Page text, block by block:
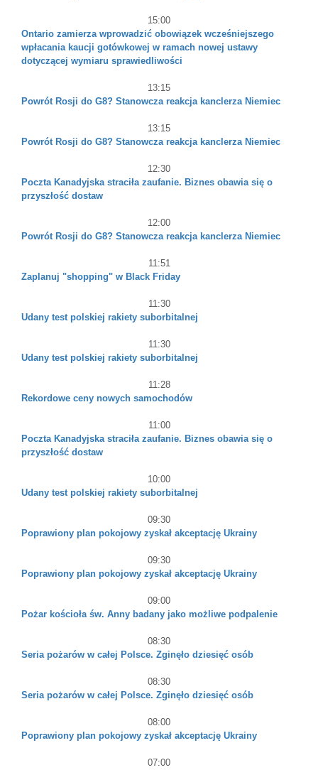
15:00
Ontario zamierza wprowadzić obowiązek wcześniejszego
wpłacania kaucji gotówkowej w ramach nowej ustawy
dotyczącej wymiaru sprawiedliwości
13:15
Powrót Rosji do G8? Stanowcza reakcja kanclerza Niemiec
13:15
Powrót Rosji do G8? Stanowcza reakcja kanclerza Niemiec
12:30
Poczta Kanadyjska straciła zaufanie. Biznes obawia się o
przyszłość dostaw
12:00
Powrót Rosji do G8? Stanowcza reakcja kanclerza Niemiec
11:51
Zaplanuj "shopping" w Black Friday
11:30
Udany test polskiej rakiety suborbitalnej
11:30
Udany test polskiej rakiety suborbitalnej
11:28
Rekordowe ceny nowych samochodów
11:00
Poczta Kanadyjska straciła zaufanie. Biznes obawia się o
przyszłość dostaw
10:00
Udany test polskiej rakiety suborbitalnej
09:30
Poprawiony plan pokojowy zyskał akceptację Ukrainy
09:30
Poprawiony plan pokojowy zyskał akceptację Ukrainy
09:00
Pożar kościoła św. Anny badany jako możliwe podpalenie
08:30
Seria pożarów w całej Polsce. Zginęło dziesięć osób
08:30
Seria pożarów w całej Polsce. Zginęło dziesięć osób
08:00
Poprawiony plan pokojowy zyskał akceptację Ukrainy
07:00